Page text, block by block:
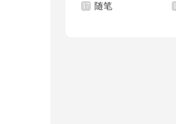
17 随笔